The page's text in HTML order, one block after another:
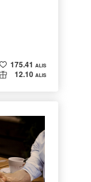
175.41 ALIS
12.10 ALIS